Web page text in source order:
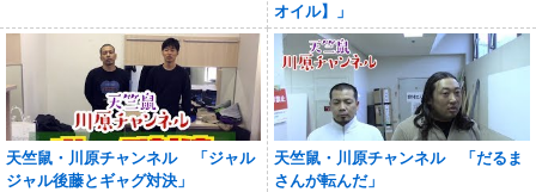
オイル】」
天竺鼠・川原チャンネル 「ジャル
ジャル後藤とギャグ対決」
天竺鼠・川原チャンネル 「だるま
さんが転んだ」